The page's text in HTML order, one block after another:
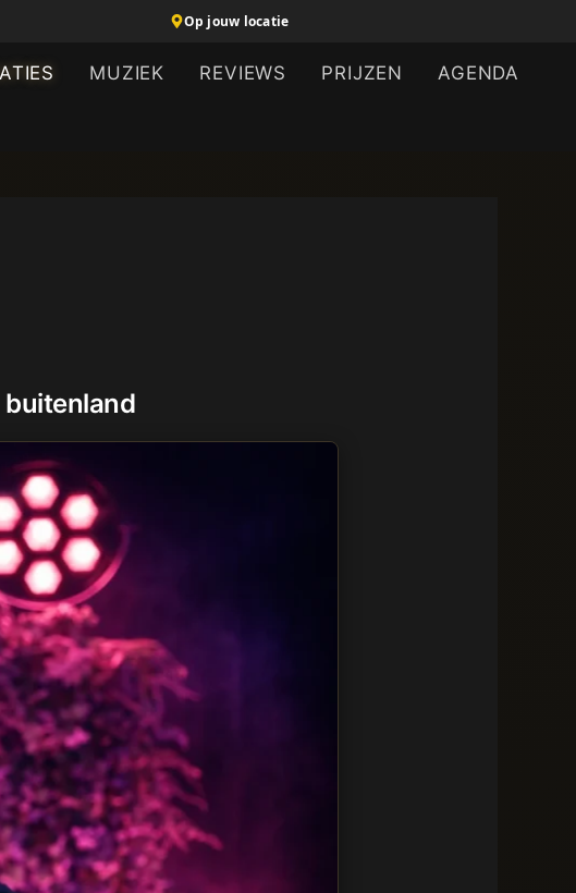
Op jouw locatie
MUZIEK REVIEWS PRIJZEN AGENDA
buitenland